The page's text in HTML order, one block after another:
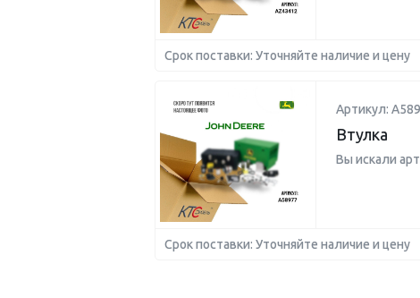
Срок поставки: Уточняйте наличие и цену
Артикул:
Втулка
Вы искали
Срок поставки: Уточняйте наличие и цену